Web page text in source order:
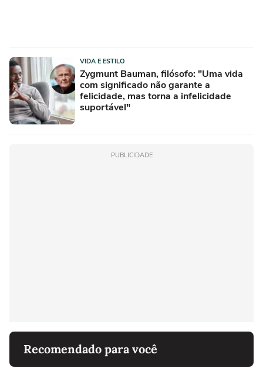
VIDA E ESTILO
Zygmunt Bauman, filósofo: "Uma vida
com significado não garante a
felicidade, mas torna a infelicidade
suportável"
PUBLICIDADE
Recomendado para você